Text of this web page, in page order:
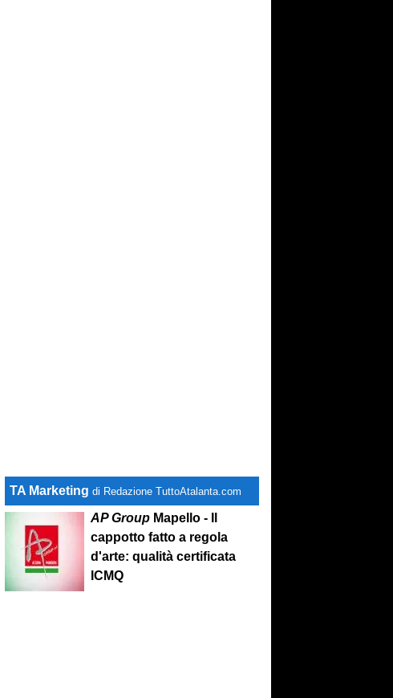
TA Marketing di Redazione TuttoAtalanta.com
AP Group Mapello - Il
cappotto fatto a regola
d'arte: qualità certificata
ICMQ